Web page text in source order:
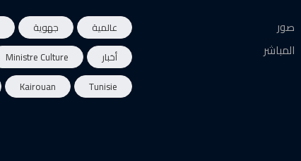
صور
المباشر
عالمية جهوية
أخبار
Ministre Culture
Tunisie
Kairouan